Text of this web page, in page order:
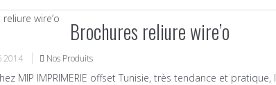
Brochures reliure wire’o
2014 Nos Produits
MIP IMPRIMERIE offset Tunisie, très tendance et pratique,